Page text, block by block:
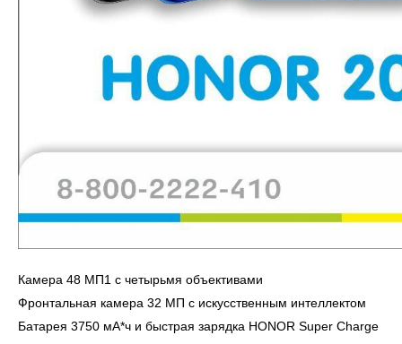
Камера 48 МП1 с четырьмя объективами
Фронтальная камера 32 МП с искусственным интеллектом
Батарея 3750 мА*ч и быстрая зарядка HONOR Super Charge